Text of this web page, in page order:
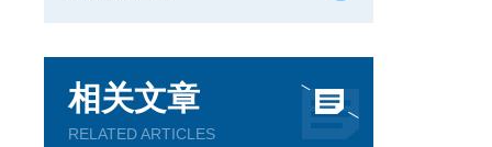
相关文章
RELATED ARTICLES